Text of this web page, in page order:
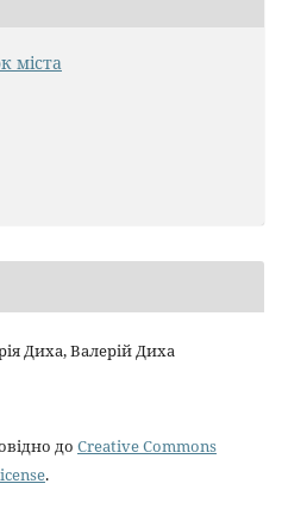
міста
Диха, Валерій Диха
до Creative Commons
.